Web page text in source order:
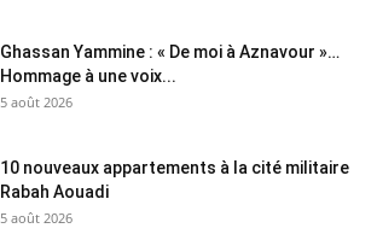
Ghassan Yammine : « De moi à Aznavour »…
Hommage à une voix...
5 août 2026
10 nouveaux appartements à la cité militaire
Rabah Aouadi
5 août 2026